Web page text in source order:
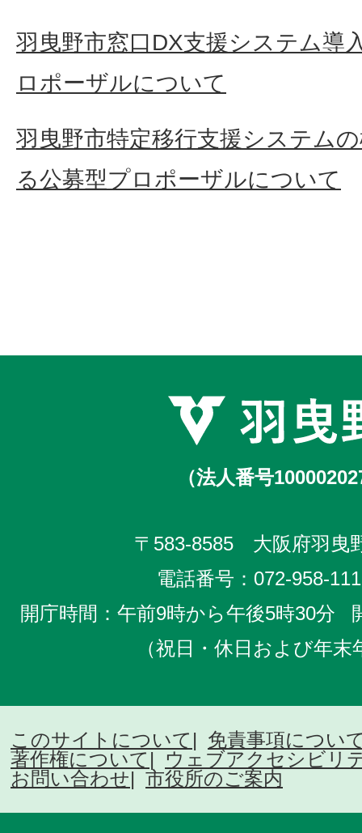
羽曳野市窓口DX支援システム導
ロポーザルについて
羽曳野市特定移行支援システム
る公募型プロポーザルについて
（法人番号
〒583-8585 大阪府羽曳
電話番号： 072-958-
開庁時間：午前9時から午後5時30分
（祝日・休日および年
このサイトについて
免責事項につい
著作権について
ウェブアクセシビリ
お問い合わせ
市役所のご案内